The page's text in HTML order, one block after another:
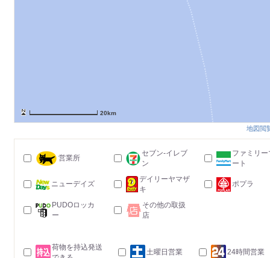
20km
地図閲
営業所
セブン-イレブ
ン
ファミリー
ート
ニューデイズ
デイリーヤマザ
キ
ポプラ
PUDOロッカ
ー
その他の取扱
店
荷物を持込発送
土曜日営業 24時間営業